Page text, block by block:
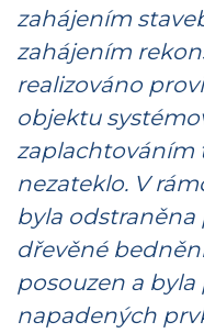
zahájením
zahájením
realizováno
objektu
zaplachtováním
nezateklo. V
byla
dřevěné
posouzen a
napadených